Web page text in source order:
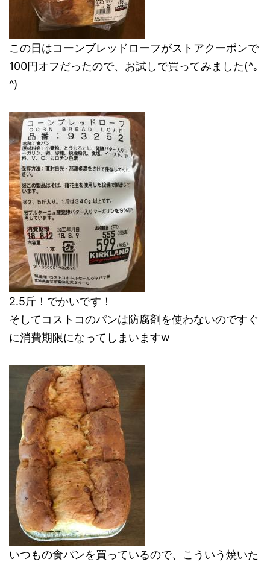
この日はコーンブレッドローフがストアクーポンで
100円オフだったので、お試しで買ってみました(^｡
^)
2.5斤！でかいです！
そしてコストコのパンは防腐剤を使わないのですぐ
に消費期限になってしまいますw
いつもの食パンを買っているので、こういう焼いた